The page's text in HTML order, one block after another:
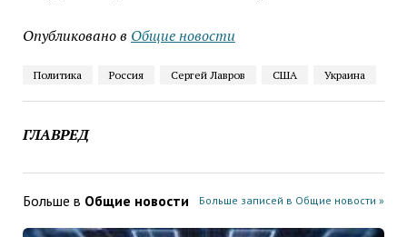
Опубликовано в Общие новости
Политика Россия Сергей Лавров США Украина
ГЛАВРЕД
Больше в Общие новости Больше записей в Общие новости »